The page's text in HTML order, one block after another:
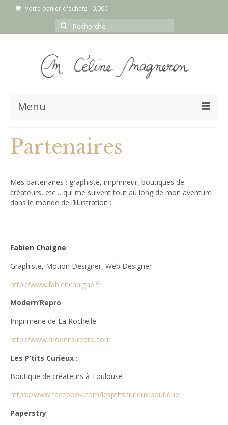
Votre panier d'achats- 0,00€
Rechercher
:
Menu
Prestations
Boutique
Partenaires
Mes partenaires : graphiste, imprimeur, boutiques de
créateurs, etc… qui me suivent tout au long de mon aventure
dans le monde de l’illustration :
Fabien Chaigne :
Graphiste, Motion Designer, Web Designer
http://www.fabienchaigne.fr
Modern’Repro :
Imprimerie de La Rochelle
http://www.modern-repro.com
Les P’tits Curieux :
Boutique de créateurs à Toulouse
https://www.facebook.com/lesptitscurieux.boutique
Paperstry :